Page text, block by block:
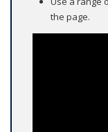
the page.